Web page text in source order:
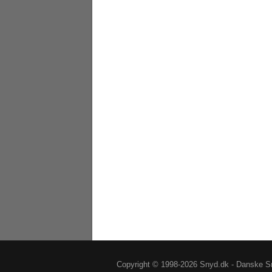
Copyright © 1998-2026 Snyd.dk - Danske